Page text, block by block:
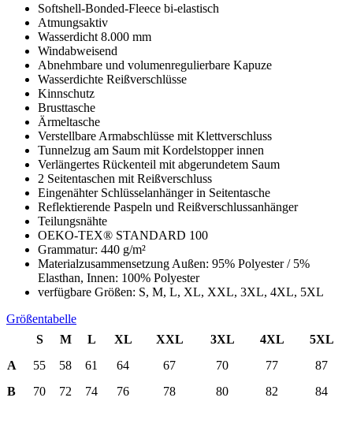
Softshell-Bonded-Fleece bi-elastisch
Atmungsaktiv
Wasserdicht 8.000 mm
Windabweisend
Abnehmbare und volumenregulierbare Kapuze
Wasserdichte Reißverschlüsse
Kinnschutz
Brusttasche
Ärmeltasche
Verstellbare Armabschlüsse mit Klettverschluss
Tunnelzug am Saum mit Kordelstopper innen
Verlängertes Rückenteil mit abgerundetem Saum
2 Seitentaschen mit Reißverschluss
Eingenähter Schlüsselanhänger in Seitentasche
Reflektierende Paspeln und Reißverschlussanhänger
Teilungsnähte
OEKO-TEX® STANDARD 100
Grammatur: 440 g/m²
Materialzusammensetzung Außen: 95% Polyester / 5%
Elasthan, Innen: 100% Polyester
verfügbare Größen: S, M, L, XL, XXL, 3XL, 4XL, 5XL
Größentabelle
S
M L XL XXL 3XL 4XL
5XL
A
55 58 61 64 67 70 77
87
B
70 72 74 76 78 80 82 84